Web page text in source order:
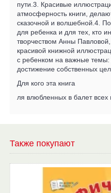
пути.3. Красивые
атмосферность книги,
сказочной и волшебной.4.
для ребенка и для тех, кто
творчеством Анны
красивой книжной
с ребенком на важные
достижение собственных
Для кого эта книга
ля влюбленных в балет всех
Также покупают